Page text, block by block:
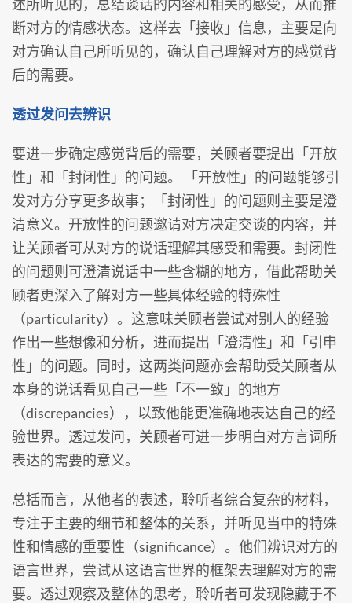
述所听见的，总结谈话的内容和相关的感受，从而推
断对方的情感状态。这样去「接收」信息，主要是向
对方确认自己所听见的，确认自己理解对方的感觉背
后的需要。
透过发问去辨识
要进一步确定感觉背后的需要，关顾者要提出「开放
性」和「封闭性」的问题。 「开放性」的问题能够引
发对方分享更多故事；「封闭性」的问题则主要是澄
清意义。开放性的问题邀请对方决定交谈的内容，并
让关顾者可从对方的说话理解其感受和需要。封闭性
的问题则可澄清说话中一些含糊的地方，借此帮助关
顾者更深入了解对方一些具体经验的特殊性
（particularity）。这意味关顾者尝试对别人的经验
作出一些想像和分析，进而提出「澄清性」和「引申
性」的问题。同时，这两类问题亦会帮助受关顾者从
本身的说话看见自己一些「不一致」的地方
（discrepancies），以致他能更准确地表达自己的经
验世界。透过发问，关顾者可进一步明白对方言词所
表达的需要的意义。
总括而言，从他者的表述，聆听者综合复杂的材料，
专注于主要的细节和整体的关系，并听见当中的特殊
性和情感的重要性（significance）。他们辨识对方的
语言世界，尝试从这语言世界的框架去理解对方的需
要。透过观察及整体的思考，聆听者可发现隐藏于不